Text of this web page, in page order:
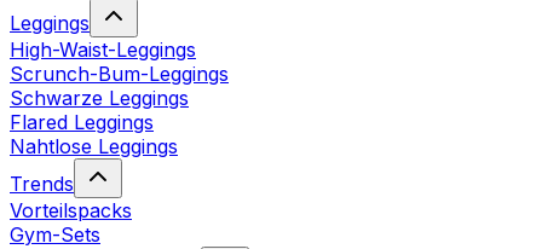
Leggings
High-Waist-Leggings
Scrunch-Bum-Leggings
Schwarze Leggings
Flared Leggings
Nahtlose Leggings
Trends
Vorteilspacks
Gym-Sets